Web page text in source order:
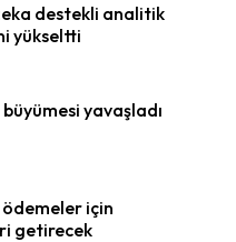
destekli analitik
yükseltti
yavaşladı
için
getirecek